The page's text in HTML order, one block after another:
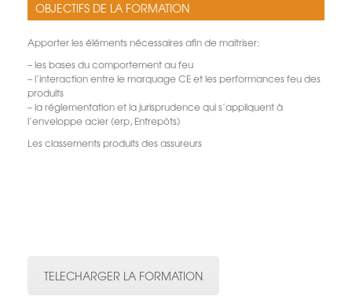
OBJECTIFS DE LA FORMATION
Apporter les éléments nécessaires afin de maitriser:
– les bases du comportement au feu
– l’interaction entre le marquage CE et les performances feu des
produits
– la réglementation et la jurisprudence qui s’appliquent à
l’enveloppe acier (erp, Entrepôts)
Les classements produits des assureurs
TELECHARGER LA FORMATION